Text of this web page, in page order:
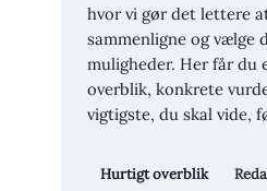
hvor vi gør det lettere
sammenligne og vælge
muligheder. Her får du
overblik, konkrete
vigtigste, du skal vide,
Hurtigt overblik